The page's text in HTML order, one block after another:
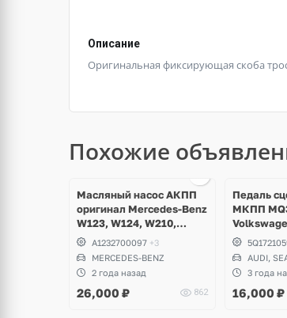
Описание
Оригинальная фиксирующая скоба
Похожие
Масляный насос АКПП
оригинал Mercedes-Benz
W123, W124, W210,
W126, W140, W129,
W202
A1232700097 +3
MERCEDES-BENZ
2 года назад
26,000 ₽ 862
Педаль
МКПП
Alltrack,
Skoda
Scout,
Ateca,
AUDI,
3 года
16,000 ₽